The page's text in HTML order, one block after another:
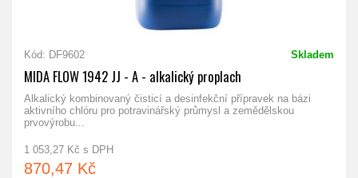
Kód: DF9602 Skladem
MIDA FLOW 1942 JJ - A - alkalický proplach
Alkalický kombinovaný čisticí a desinfekční přípravek na bázi
aktivního chlóru pro potravinářský průmysl a zemědělskou
prvovýrobu...
1 053,27 Kč s DPH
870,47 Kč